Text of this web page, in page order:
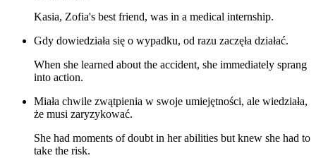
Kasia, Zofia's best friend, was in a medical internship.
Gdy dowiedziała się o wypadku, od razu zaczęła działać.
When she learned about the accident, she immediately sprang
into action.
Miała chwile zwątpienia w swoje umiejętności, ale wiedziała,
że musi zaryzykować.
She had moments of doubt in her abilities but knew she had to
take the risk.